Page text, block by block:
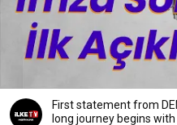
First statement from
long journey begins with